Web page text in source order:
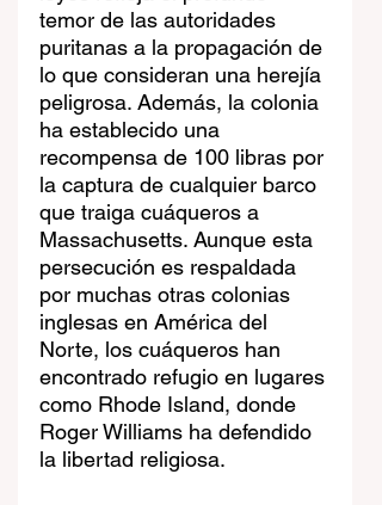
temor de las autoridades
puritanas a la propagación de
lo que consideran una herejía
peligrosa. Además, la colonia
ha establecido una
recompensa de 100 libras por
la captura de cualquier barco
que traiga cuáqueros a
Massachusetts. Aunque esta
persecución es respaldada
por muchas otras colonias
inglesas en América del
Norte, los cuáqueros han
encontrado refugio en lugares
como Rhode Island, donde
Roger Williams ha defendido
la libertad religiosa.